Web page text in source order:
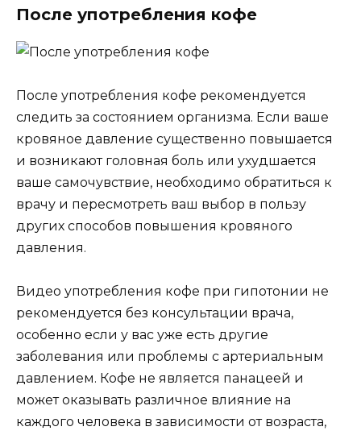
После употребления кофе
После употребления кофе рекомендуется
следить за состоянием организма. Если ваше
кровяное давление существенно повышается
и возникают головная боль или ухудшается
ваше самочувствие, необходимо обратиться к
врачу и пересмотреть ваш выбор в пользу
других способов повышения кровяного
давления.
Видео употребления кофе при гипотонии не
рекомендуется без консультации врача,
особенно если у вас уже есть другие
заболевания или проблемы с артериальным
давлением. Кофе не является панацеей и
может оказывать различное влияние на
каждого человека в зависимости от возраста,